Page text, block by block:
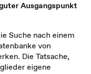
Ausgangspunkt
Suche nach einem
von
Die Tatsache,
eigene